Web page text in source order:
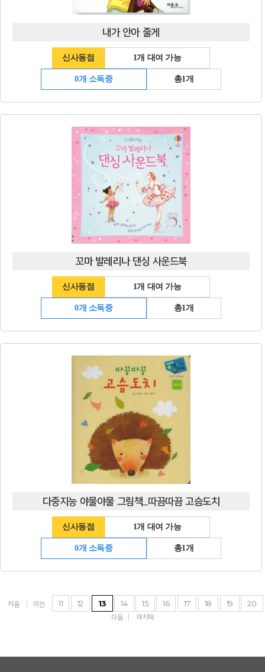
내가 안아 줄게
신사동점 1개 대여 가능
0개 소독중 총1개
꼬마 발레리나 댄싱 사운드북
신사동점 1개 대여 가능
0개 소독중 총1개
다중지능 야물야물 그림책_따끔따끔 고슴도치
신사동점 1개 대여 가능
0개 소독중 총1개
처음 이전 11 12 13 14 15 16 17 18 19 20
다음 마지막